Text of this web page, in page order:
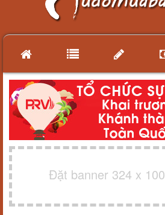
Đặt banner 324 x 100